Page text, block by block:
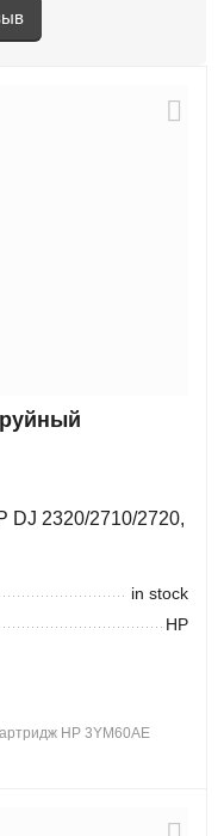
DJ 2320/2710/2720,
in stock
HP
HP 3YM60AE